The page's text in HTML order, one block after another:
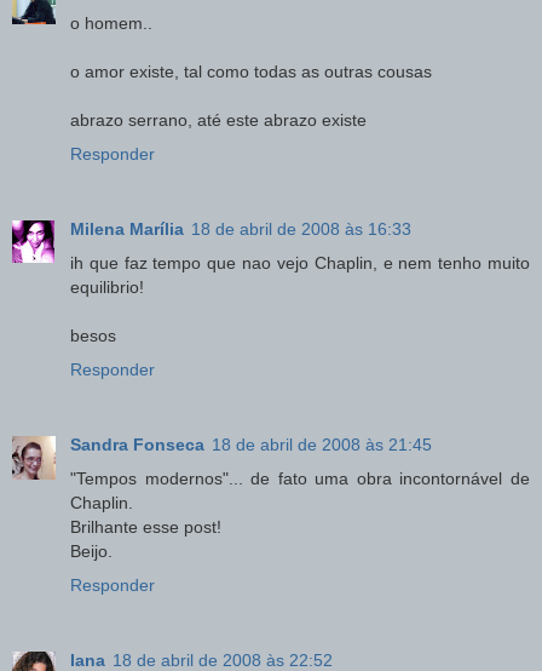
o homem..
o amor existe, tal como todas as outras cousas
abrazo serrano, até este abrazo existe
Responder
Milena Marília 18 de abril de 2008 às 16:33
ih que faz tempo que nao vejo Chaplin, e nem tenho muito
equilibrio!
besos
Responder
Sandra Fonseca 18 de abril de 2008 às 21:45
"Tempos modernos"... de fato uma obra incontornável de
Chaplin.
Brilhante esse post!
Beijo.
Responder
Iana 18 de abril de 2008 às 22:52